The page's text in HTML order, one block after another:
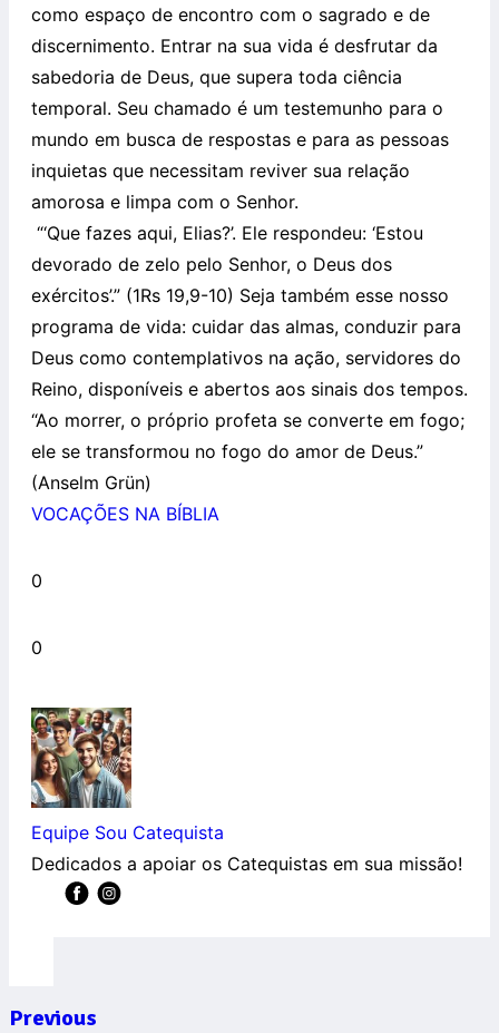
como espaço de encontro com o sagrado e de
discernimento. Entrar na sua vida é desfrutar da
sabedoria de Deus, que supera toda ciência
temporal. Seu chamado é um testemunho para o
mundo em busca de respostas e para as pessoas
inquietas que necessitam reviver sua relação
amorosa e limpa com o Senhor.
“‘Que fazes aqui, Elias?’. Ele respondeu: ‘Estou
devorado de zelo pelo Senhor, o Deus dos
exércitos’.” (1Rs 19,9-10) Seja também esse nosso
programa de vida: cuidar das almas, conduzir para
Deus como contemplativos na ação, servidores do
Reino, disponíveis e abertos aos sinais dos tempos.
“Ao morrer, o próprio profeta se converte em fogo;
ele se transformou no fogo do amor de Deus.”
(Anselm Grün)
VOCAÇÕES NA BÍBLIA
0
0
Equipe Sou Catequista
Dedicados a apoiar os Catequistas em sua missão!
Previous